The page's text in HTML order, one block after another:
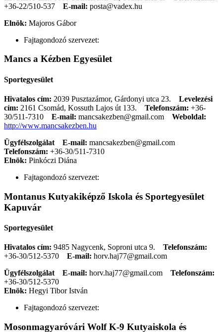
+36-22/510-537
E-mail: posta@vadex.hu
Elnök: Majoros Gábor
Fajtagondozó szervezet:
Mancs a Kézben Egyesület
Sportegyesület
Hivatalos cím: 2039 Pusztazámor, Gárdonyi utca 23. Levelezési
cím: 2161 Csomád, Kossuth Lajos út 133. Telefonszám: +36-
30/511-7310
E-mail: mancsakezben@gmail.com
Weboldal:
http://www.mancsakezben.hu
Ügyfélszolgálat
E-mail: mancsakezben@gmail.com
Telefonszám: +36-30/511-7310
Elnök: Pinkóczi Diána
Fajtagondozó szervezet:
Montanus Kutyakiképző Iskola és Sportegyesület
Kapuvár
Sportegyesület
Hivatalos cím: 9485 Nagycenk, Soproni utca 9. Telefonszám:
+36-30/512-5370
E-mail: horv.haj77@gmail.com
Ügyfélszolgálat
E-mail: horv.haj77@gmail.com
Telefonszám:
+36-30/512-5370
Elnök: Hegyi Tibor István
Fajtagondozó szervezet:
Mosonmagyaróvári Wolf K-9 Kutyaiskola és